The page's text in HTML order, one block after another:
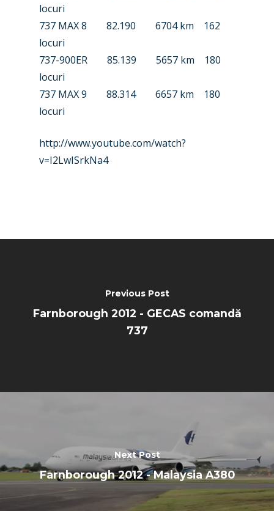
locuri
737 MAX 8 82.190 6704 km 162
locuri
737-900ER 85.139 5657 km 180
locuri
737 MAX 9 88.314 6657 km 180
locuri
http://www.youtube.com/watch?
v=I2LwISrkNa4
Previous Post
Farnborough 2012 - GECAS comandă
737
Next Post
Farnborough 2012 - Malaysia A380